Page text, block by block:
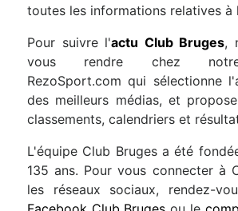
toutes les informations relatives à
Pour suivre l'actu Club Bruges,
vous rendre chez
RezoSport.com qui sélectionne
des meilleurs médias, et
classements, calendriers et
L'équipe Club Bruges a été
135 ans. Pour vous connecter à
les réseaux sociaux, rendez-